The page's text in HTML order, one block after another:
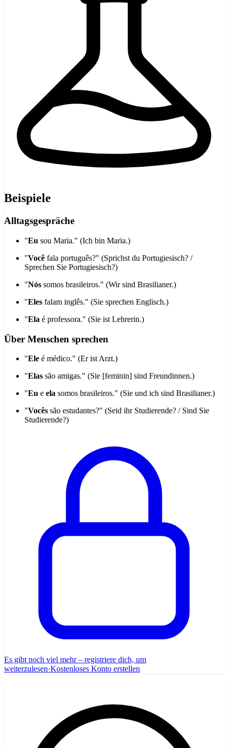
Beispiele
Alltagsgespräche
"Eu sou Maria." (Ich bin Maria.)
"Você fala português?" (Sprichst du Portugiesisch? /
Sprechen Sie Portugiesisch?)
"Nós somos brasileiros." (Wir sind Brasilianer.)
"Eles falam inglês." (Sie sprechen Englisch.)
"Ela é professora." (Sie ist Lehrerin.)
Über Menschen sprechen
"Ele é médico." (Er ist Arzt.)
"Elas são amigas." (Sie [feminin] sind Freundinnen.)
"Eu e ela somos brasileiros." (Sie und ich sind Brasilianer.)
"Vocês são estudantes?" (Seid ihr Studierende? / Sind Sie
Studierende?)
Es gibt noch viel mehr – registriere dich, um
weiterzulesen·Kostenloses Konto erstellen